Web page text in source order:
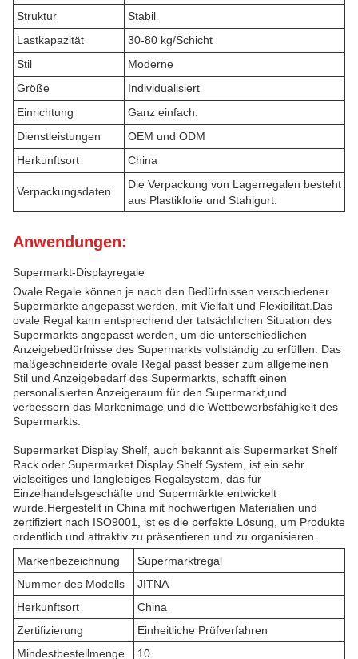
Struktur
Stabil
Lastkapazität
30-80 kg/Schicht
Stil
Moderne
Größe
Individualisiert
Einrichtung
Ganz einfach.
Dienstleistungen
OEM und ODM
Herkunftsort
China
Verpackungsdaten
Die Verpackung von Lagerregalen besteht
aus Plastikfolie und Stahlgurt.
Anwendungen:
Supermarkt-Displayregale
Ovale Regale können je nach den Bedürfnissen verschiedener
Supermärkte angepasst werden, mit Vielfalt und Flexibilität.Das
ovale Regal kann entsprechend der tatsächlichen Situation des
Supermarkts angepasst werden, um die unterschiedlichen
Anzeigebedürfnisse des Supermarkts vollständig zu erfüllen. Das
maßgeschneiderte ovale Regal passt besser zum allgemeinen
Stil und Anzeigebedarf des Supermarkts, schafft einen
personalisierten Anzeigeraum für den Supermarkt,und
verbessern das Markenimage und die Wettbewerbsfähigkeit des
Supermarkts.
Supermarket Display Shelf, auch bekannt als Supermarket Shelf
Rack oder Supermarket Display Shelf System, ist ein sehr
vielseitiges und langlebiges Regalsystem, das für
Einzelhandelsgeschäfte und Supermärkte entwickelt
wurde.Hergestellt in China mit hochwertigen Materialien und
zertifiziert nach ISO9001, ist es die perfekte Lösung, um Produkte
ordentlich und attraktiv zu präsentieren und zu organisieren.
Markenbezeichnung
Supermarktregal
Nummer des Modells
JITNA
Herkunftsort
China
Zertifizierung
Einheitliche Prüfverfahren
Mindestbestellmenge
10